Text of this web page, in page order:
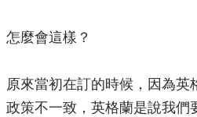
怎麼會這樣？
原來當初在訂的時候，因為英
政策不一致，英格蘭是說我們